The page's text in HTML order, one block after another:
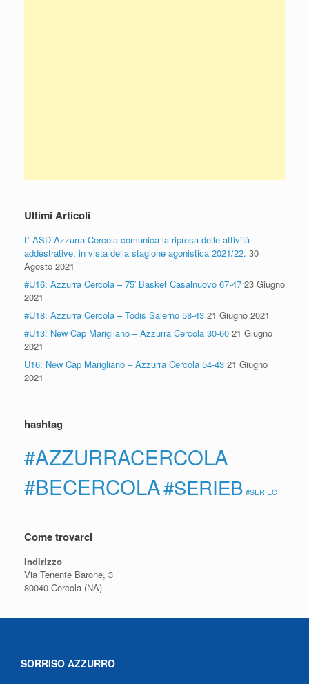
Ultimi Articoli
L’ ASD Azzurra Cercola comunica la ripresa delle attività
addestrative, in vista della stagione agonistica 2021/22. 30
Agosto 2021
#U16: Azzurra Cercola – 75′ Basket Casalnuovo 67-47 23 Giugno
2021
#U18: Azzurra Cercola – Todis Salerno 58-43 21 Giugno 2021
#U13: New Cap Marigliano – Azzurra Cercola 30-60 21 Giugno
2021
U16: New Cap Marigliano – Azzurra Cercola 54-43 21 Giugno
2021
hashtag
#AZZURRACERCOLA
#BECERCOLA#SERIEB #SERIEC
Come trovarci
Indirizzo
Via Tenente Barone, 3
80040 Cercola (NA)
SORRISO AZZURRO